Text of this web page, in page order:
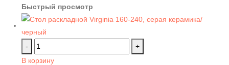
Быстрый просмотр
-
+
В корзину